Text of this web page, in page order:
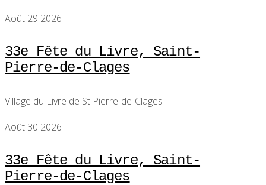
Août 29 2026
33e Fête du Livre, Saint-
Pierre-de-Clages
Village du Livre de St Pierre-de-Clages
Août 30 2026
33e Fête du Livre, Saint-
Pierre-de-Clages